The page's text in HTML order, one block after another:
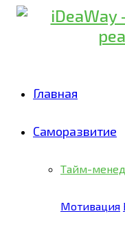
Главная
Саморазвитие
Тайм-
Мотивация